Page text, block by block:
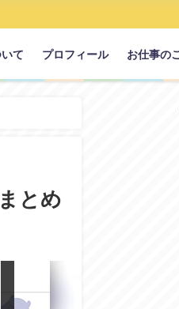
て プロフィール お仕事の
とめ